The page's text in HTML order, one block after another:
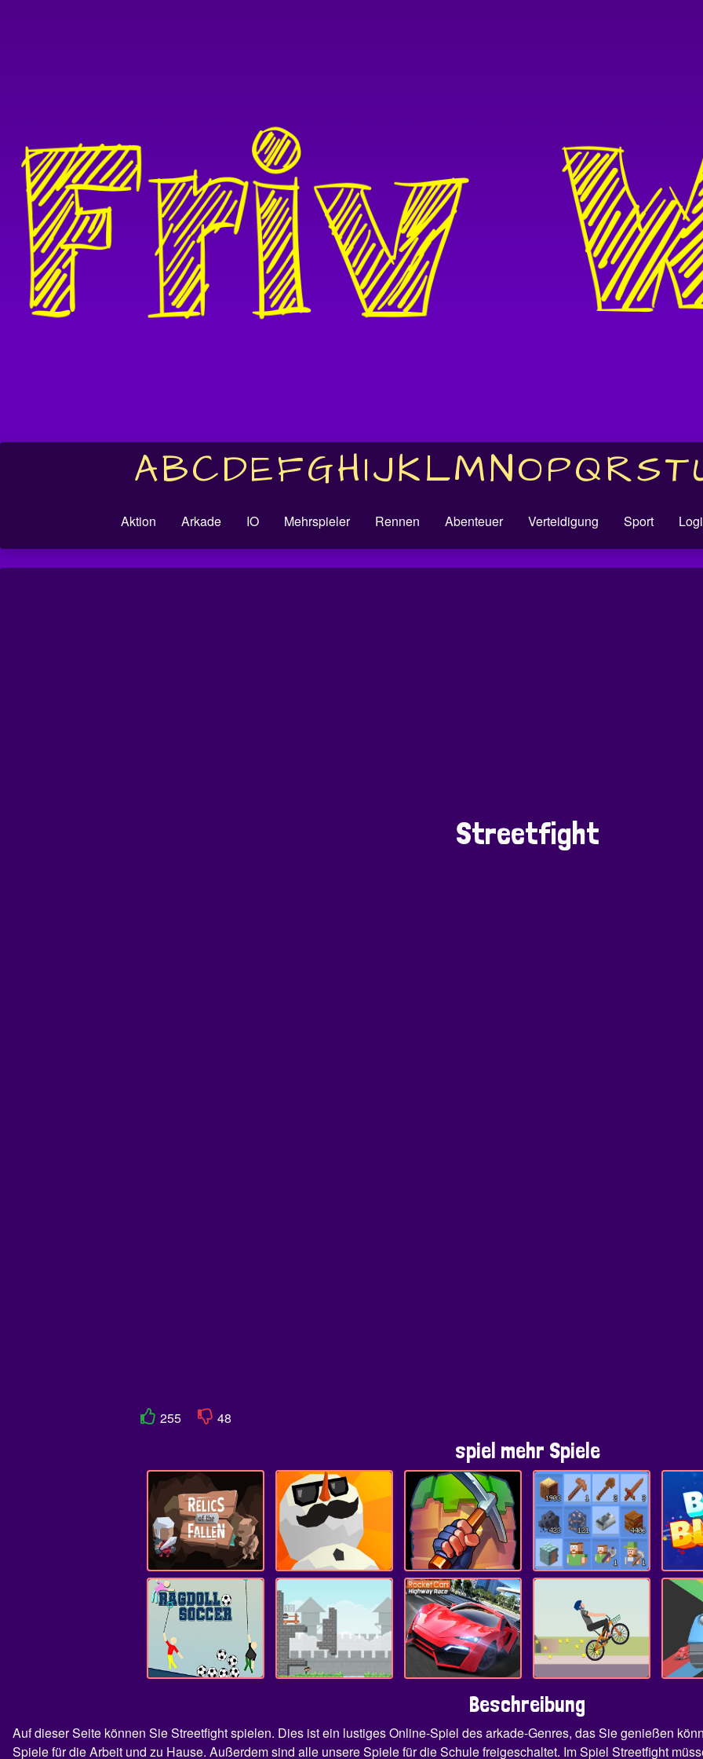
ABCDEFGHIJKLMNOPQRST
Aktion Arkade IO Mehrspieler Rennen Abenteuer Verteidigung Sport
Streetfight
255 48
spiel mehr Spiele
Beschreibung
Auf dieser Seite können Sie Streetfight spielen. Dies ist ein lustiges Online-Spiel des arkade-Genres, das Sie genießen
Spiele für die Arbeit und zu Hause. Außerdem sind alle unsere Spiele für die Schule freigeschaltet. Im Spiel Streetfight